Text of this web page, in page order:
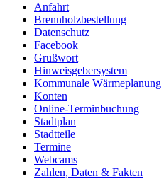
Anfahrt
Brennholzbestellung
Datenschutz
Facebook
Grußwort
Hinweisgebersystem
Kommunale Wärmeplanung
Konten
Online-Terminbuchung
Stadtplan
Stadtteile
Termine
Webcams
Zahlen, Daten & Fakten